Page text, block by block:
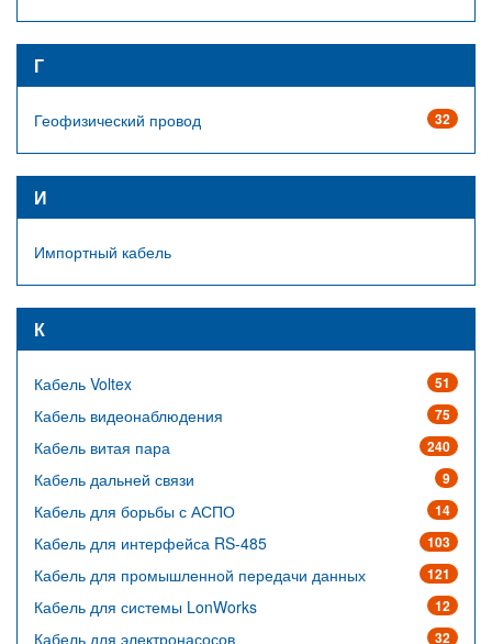
Г
32
Геофизический провод
И
Импортный кабель
К
51
Кабель Voltex
75
Кабель видеонаблюдения
240
Кабель витая пара
9
Кабель дальней связи
14
Кабель для борьбы с АСПО
103
Кабель для интерфейса RS-485
121
Кабель для промышленной передачи данных
12
Кабель для системы LonWorks
32
Кабель для электронасосов